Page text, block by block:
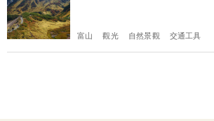
富山 觀光 自然景觀 交通工具